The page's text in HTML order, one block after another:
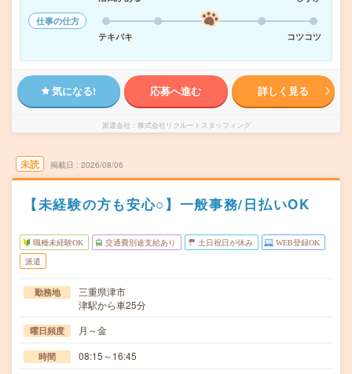
仕事の仕方
テキパキ
コツコツ
気になる! 応募へ進む 詳しく見る
派遣会社 株式会社リクルートスタッフィング
未読 掲載日 2026/08/06
【未経験の方も安心○】一般事務/日払いOK
職種未経験OK 交通費別途支給あり 土日祝日が休み WEB登録OK
派遣
勤務地
三重県津市
津駅から車25分
曜日頻度 月～金
時間 08:15～16:45